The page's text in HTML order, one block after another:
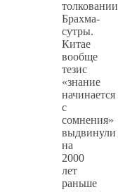
толковании
Брахма-
сутры.
Китае
вообще
тезис
«знание
начинается
с
сомнения»
выдвинули
на
2000
лет
раньше